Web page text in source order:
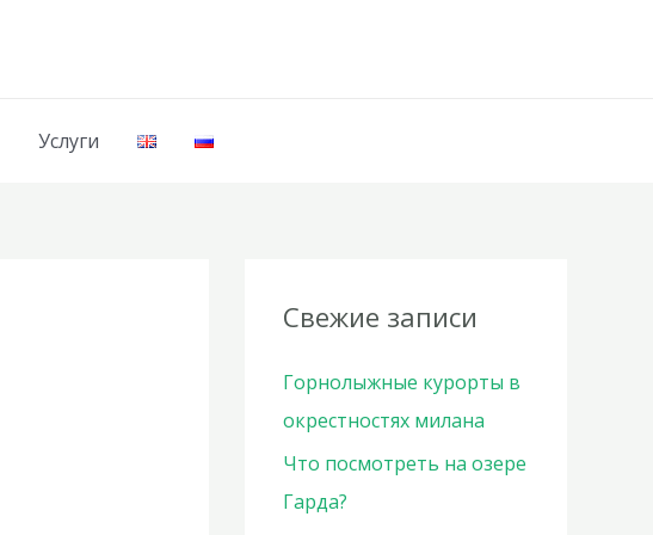
Услуги
Свежие записи
Горнолыжные курорты в
окрестностях милана
Что посмотреть на озере
Гарда?